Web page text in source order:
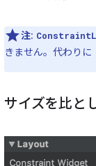
注:
きません。代わり
サイズを比と